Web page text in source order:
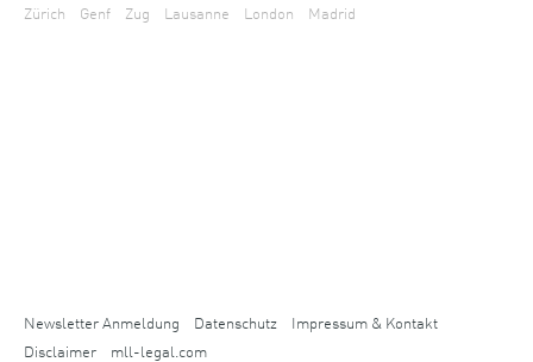
Zürich Genf Zug Lausanne London Madrid
Newsletter Anmeldung Datenschutz
Impressum & Kontakt
Disclaimer
mll-legal.com